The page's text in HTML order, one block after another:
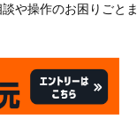
や操作のお困りごと